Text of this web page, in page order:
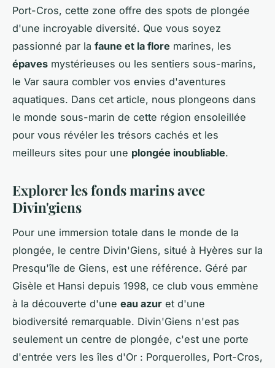
Port-Cros, cette zone offre des spots de plongée
d'une incroyable diversité. Que vous soyez
passionné par la faune et la flore marines, les
épaves mystérieuses ou les sentiers sous-marins,
le Var saura combler vos envies d'aventures
aquatiques. Dans cet article, nous plongeons dans
le monde sous-marin de cette région ensoleillée
pour vous révéler les trésors cachés et les
meilleurs sites pour une plongée inoubliable.
Explorer les fonds marins avec
Divin'giens
Pour une immersion totale dans le monde de la
plongée, le centre Divin'Giens, situé à Hyères sur la
Presqu'île de Giens, est une référence. Géré par
Gisèle et Hansi depuis 1998, ce club vous emmène
à la découverte d'une eau azur et d'une
biodiversité remarquable. Divin'Giens n'est pas
seulement un centre de plongée, c'est une porte
d'entrée vers les îles d'Or : Porquerolles, Port-Cros,